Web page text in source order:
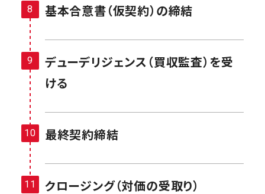
基本合意書（仮契約）の締結
デューデリジェンス（買収監査）を受
ける
最終契約締結
クロージング（対価の受取り）